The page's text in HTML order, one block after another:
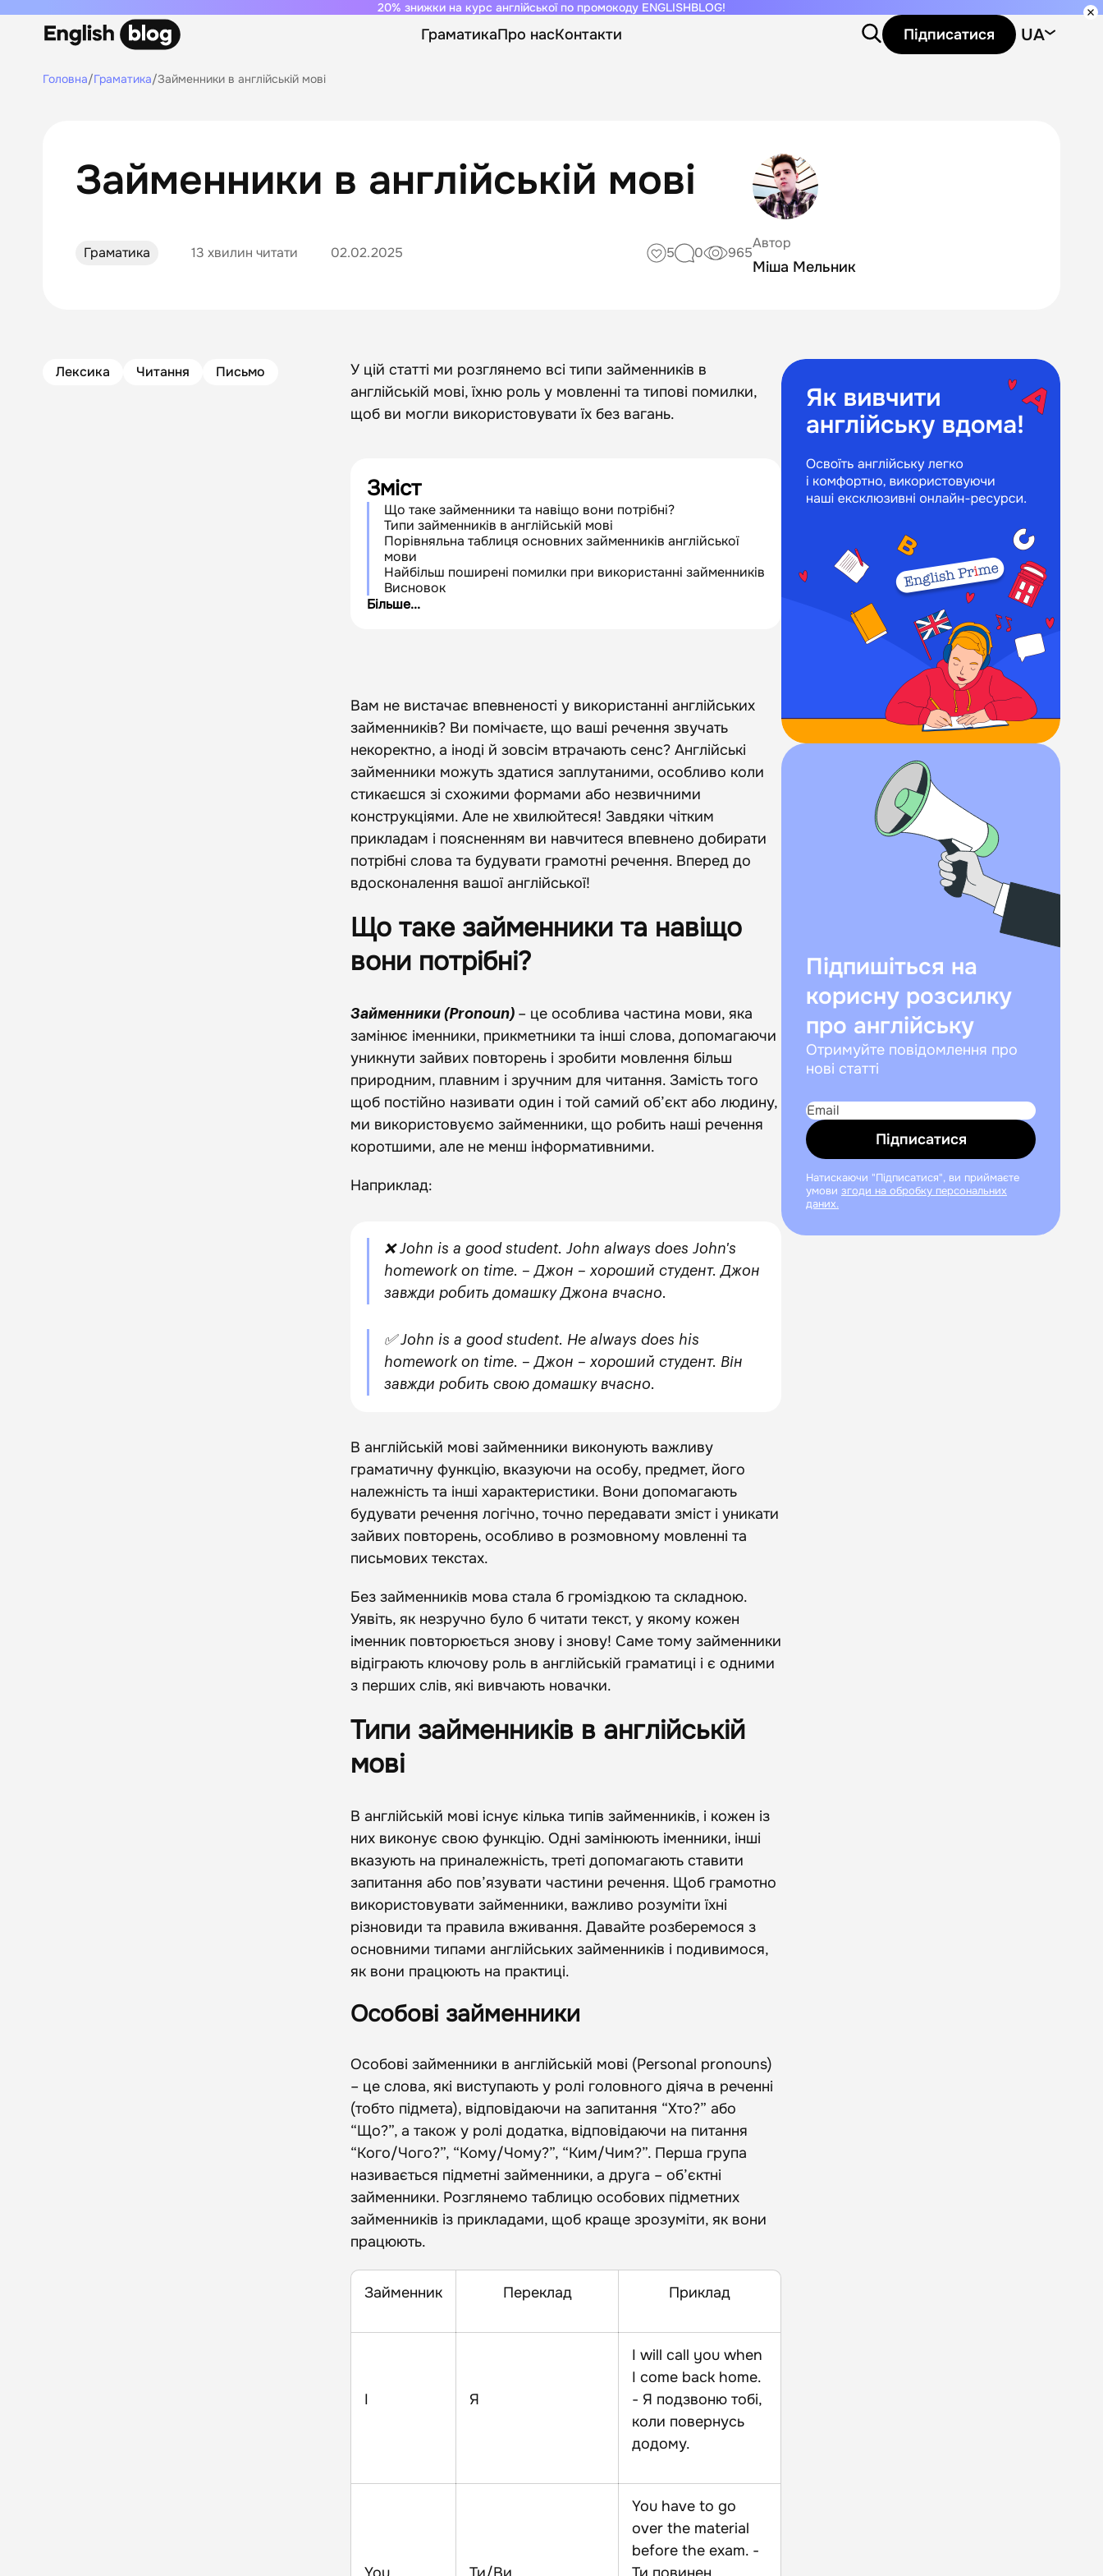
20% знижки на курс англійської по промокоду ENGLISHBLOG!
ГраматикаПро насКонтакти Підписатися UA
Головна/Граматика/Займенники в англійській мові
Займенники в англійській мові
Граматика 13 хвилин читати 02.02.2025 5 0 965
Автор
Міша Мельник
Лексика Читання Письмо
У цій статті ми розглянемо всі типи займенників в
англійській мові, їхню роль у мовленні та типові помилки,
щоб ви могли використовувати їх без вагань.
Зміст
Що таке займенники та навіщо вони потрібні?
Типи займенників в англійській мові
Порівняльна таблиця основних займенників англійської
мови
Найбільш поширені помилки при використанні займенників
Висновок
Більше...
Вам не вистачає впевненості у використанні англійських
займенників? Ви помічаєте, що ваші речення звучать
некоректно, а іноді й зовсім втрачають сенс? Англійські
займенники можуть здатися заплутаними, особливо коли
стикаєшся зі схожими формами або незвичними
конструкціями. Але не хвилюйтеся! Завдяки чітким
прикладам і поясненням ви навчитеся впевнено добирати
потрібні слова та будувати грамотні речення. Вперед до
вдосконалення вашої англійської!
Що таке займенники та навіщо
вони потрібні?
Займенники (Pronoun) – це особлива частина мови, яка
замінює іменники, прикметники та інші слова, допомагаючи
уникнути зайвих повторень і зробити мовлення більш
природним, плавним і зручним для читання. Замість того
щоб постійно називати один і той самий об’єкт або людину,
ми використовуємо займенники, що робить наші речення
коротшими, але не менш інформативними.
Наприклад:
❌ John is a good student. John always does John's
homework on time. – Джон – хороший студент. Джон
завжди робить домашку Джона вчасно.
✅ John is a good student. He always does his
homework on time. – Джон – хороший студент. Він
завжди робить свою домашку вчасно.
В англійській мові займенники виконують важливу
граматичну функцію, вказуючи на особу, предмет, його
належність та інші характеристики. Вони допомагають
будувати речення логічно, точно передавати зміст і уникати
зайвих повторень, особливо в розмовному мовленні та
письмових текстах.
Без займенників мова стала б громіздкою та складною.
Уявіть, як незручно було б читати текст, у якому кожен
іменник повторюється знову і знову! Саме тому займенники
відіграють ключову роль в англійській граматиці і є одними
з перших слів, які вивчають новачки.
Типи займенників в англійській
мові
В англійській мові існує кілька типів займенників, і кожен із
них виконує свою функцію. Одні замінюють іменники, інші
вказують на приналежність, треті допомагають ставити
запитання або пов’язувати частини речення. Щоб грамотно
використовувати займенники, важливо розуміти їхні
різновиди та правила вживання. Давайте розберемося з
основними типами англійських займенників і подивимося,
як вони працюють на практиці.
Особові займенники
Особові займенники в англійській мові (Personal pronouns)
– це слова, які виступають у ролі головного діяча в реченні
(тобто підмета), відповідаючи на запитання “Хто?” або
“Що?”, а також у ролі додатка, відповідаючи на питання
“Кого/Чого?”, “Кому/Чому?”, “Ким/Чим?”. Перша група
називається підметні займенники, а друга – об’єктні
займенники. Розглянемо таблицю особових підметних
займенників із прикладами, щоб краще зрозуміти, як вони
працюють.
Займенник Переклад Приклад
I Я
I will call you when
I come back home.
- Я подзвоню тобі,
коли повернусь
додому.
You have to go
over the material
before the exam. -
Підпишіться на
корисну розсилку
про англійську
Отримуйте повідомлення про
нові статті
Підписатися
Натискаючи "Підписатися", ви приймаєте
умови згоди на обробку персональних
даних.